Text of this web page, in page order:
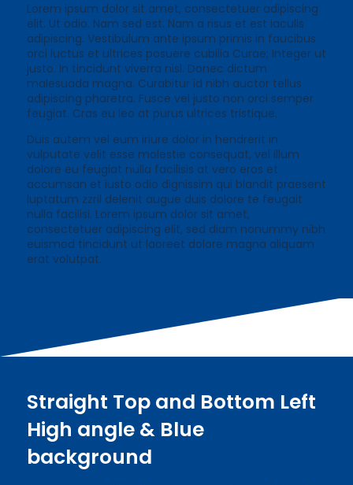
Lorem ipsum dolor sit amet, consectetuer adipiscing
elit. Ut odio. Nam sed est. Nam a risus et est iaculis
adipiscing. Vestibulum ante ipsum primis in faucibus
orci luctus et ultrices posuere cubilia Curae; Integer ut
justo. In tincidunt viverra nisl. Donec dictum
malesuada magna. Curabitur id nibh auctor tellus
adipiscing pharetra. Fusce vel justo non orci semper
feugiat. Cras eu leo at purus ultrices tristique.
Duis autem vel eum iriure dolor in hendrerit in
vulputate velit esse molestie consequat, vel illum
dolore eu feugiat nulla facilisis at vero eros et
accumsan et iusto odio dignissim qui blandit praesent
luptatum zzril delenit augue duis dolore te feugait
nulla facilisi. Lorem ipsum dolor sit amet,
consectetuer adipiscing elit, sed diam nonummy nibh
euismod tincidunt ut laoreet dolore magna aliquam
erat volutpat.
Straight Top and Bottom Left
High angle & Blue
background